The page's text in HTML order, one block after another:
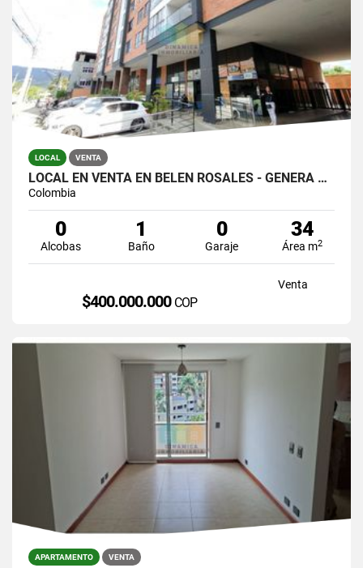
LOCAL VENTA
LOCAL EN VENTA EN BELEN ROSALES - GENERA RENTA
Colombia
0
Alcobas
1
Baño
0
Garaje
34
Área m2
Venta
$400.000.000 COP
APARTAMENTO VENTA